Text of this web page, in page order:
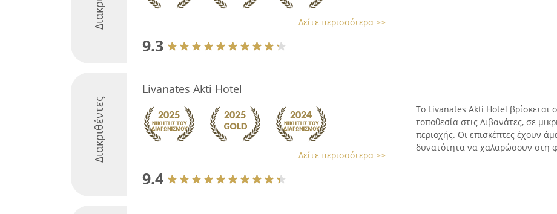
Δείτε περισσότερα >>
9.3
Διακριθέντες
Livanates Akti Hotel
Δείτε περισσότερα >>
9.4
Το Livanates Akti Hotel βρίσκεται
τοποθεσία στις Λιβανάτες, σε
περιοχής. Οι επισκέπτες έχουν
δυνατότητα να χαλαρώσουν στη